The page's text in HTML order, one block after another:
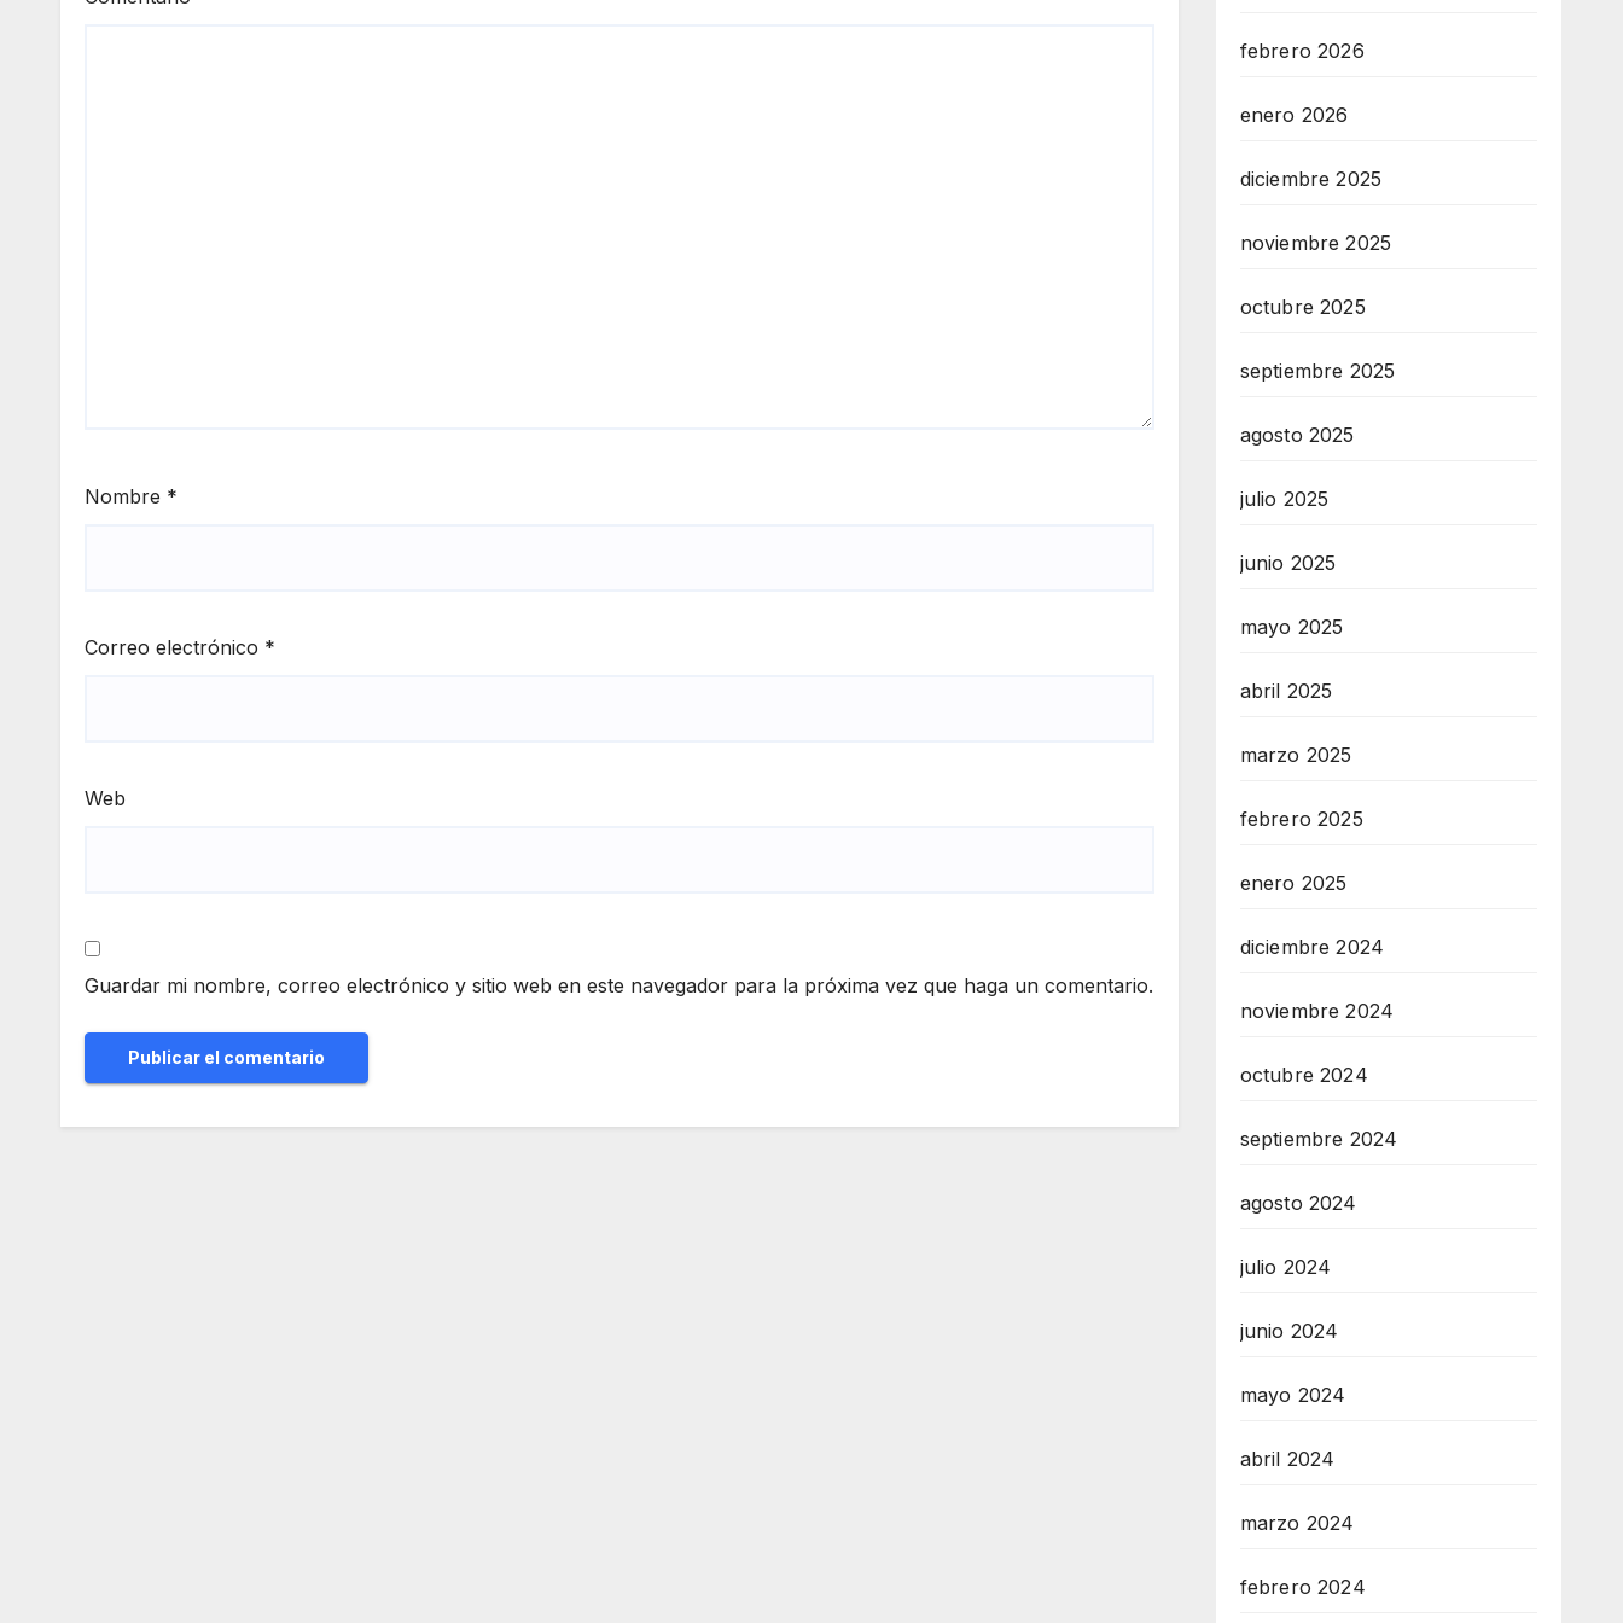
Nombre *
Correo electrónico *
Web
Guardar mi nombre, correo electrónico y sitio web en este navegador para la próxima vez que haga un comentario.
febrero 2026
enero 2026
diciembre 2025
noviembre 2025
octubre 2025
septiembre 2025
agosto 2025
julio 2025
junio 2025
mayo 2025
abril 2025
marzo 2025
febrero 2025
enero 2025
diciembre 2024
noviembre 2024
octubre 2024
septiembre 2024
agosto 2024
julio 2024
junio 2024
mayo 2024
abril 2024
marzo 2024
febrero 2024